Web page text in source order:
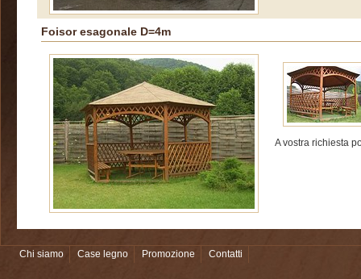
Foisor esagonale D=4m
A vostra richiesta
Chi siamo Case legno Promozione Contatti